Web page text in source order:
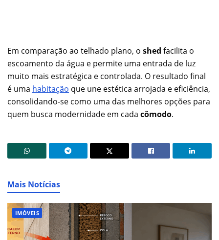
Em comparação ao telhado plano, o shed facilita o
escoamento da água e permite uma entrada de luz
muito mais estratégica e controlada. O resultado final
é uma habitação que une estética arrojada e eficiência,
consolidando-se como uma das melhores opções para
quem busca modernidade em cada cômodo.
Mais Notícias
IMÓVEIS